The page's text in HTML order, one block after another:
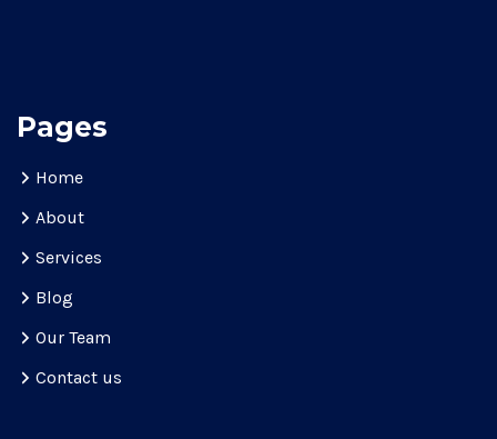
Pages
Home
About
Services
Blog
Our Team
Contact us